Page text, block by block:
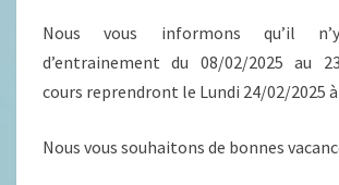
Nous vous informons qu’il
d’entrainement du 08/02/2025 au
cours reprendront le Lundi 24/02/2025
Nous vous souhaitons de bonnes